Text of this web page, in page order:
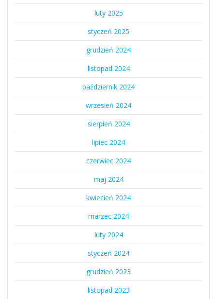
luty 2025
styczeń 2025
grudzień 2024
listopad 2024
październik 2024
wrzesień 2024
sierpień 2024
lipiec 2024
czerwiec 2024
maj 2024
kwiecień 2024
marzec 2024
luty 2024
styczeń 2024
grudzień 2023
listopad 2023